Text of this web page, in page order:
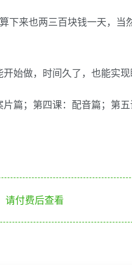
下来也两三百块钱一天，当
始做，时间久了，也能实现
篇；第四课：配音篇；第五
请付费后查看